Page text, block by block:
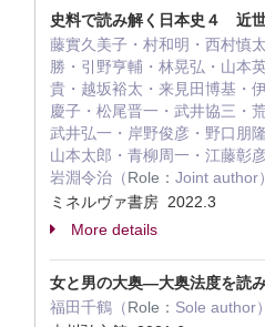
史料で読み解く日本史４ 近
藤實久美子・村和明・西村慎
勝・引野亨輔・林晃弘・山本
貴・越坂裕太・来見田博基・
慶子・松尾晋一・武井協三・
武井弘一・岸野俊彦・野口朋
山本太郎・青柳周一・江藤彰
岩淵令治（Role： Joint author）
ミネルヴァ書房 2022.3
More details
女と男の大奥―大奥法度を読
福田千鶴（Role： Sole author）